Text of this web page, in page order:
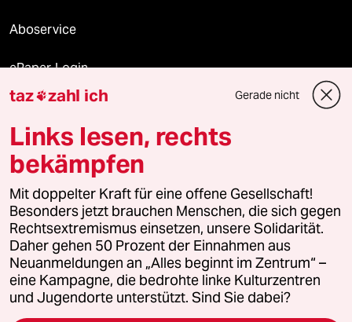
Aboservice
ePaper Login
Downloads für Abonnierende
© 2026 taz Verlags und Vertriebs GmbH
Alle Rechte vorbehalten. Bei rechtlichen Fragen oder für Genehmigungen
wenden Sie sich bitte an
lizenzen@taz.de
Feedback Redaktionsstatut Kommune-Richtlinien
Leitlinie Informant Datenschutz Impressum AGB
taz zahl ich Gerade nicht
Links lesen, rechts
bekämpfen
Mit doppelter Kraft für eine offene Gesellschaft!
Besonders jetzt brauchen Menschen, die sich gegen
Rechtsextremismus einsetzen, unsere Solidarität.
Daher gehen 50 Prozent der Einnahmen aus
Neuanmeldungen an „Alles beginnt im Zentrum“ –
eine Kampagne, die bedrohte linke Kulturzentren
und Jugendorte unterstützt. Sind Sie dabei?